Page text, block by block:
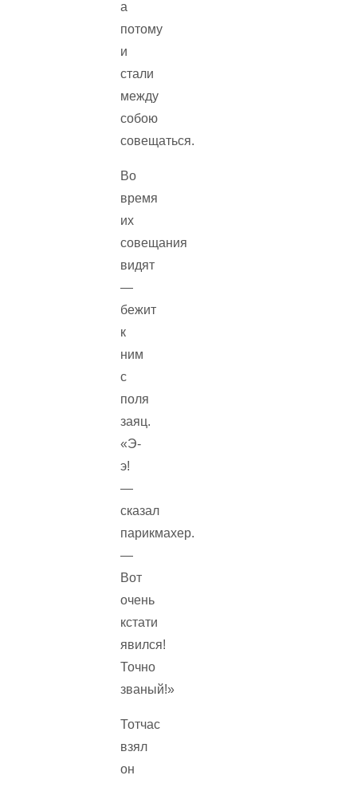
а
потому
и
стали
между
собою
совещаться.
Во
время
их
совещания
видят
—
бежит
к
ним
с
поля
заяц.
«Э-
э!
—
сказал
парикмахер.
—
Вот
очень
кстати
явился!
Точно
званый!»
Тотчас
взял
он